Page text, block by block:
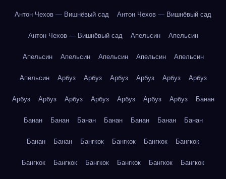
Антон Чехов — Вишнёвый сад Антон Чехов — Вишнёвый сад
Антон Чехов — Вишнёвый сад Апельсин Апельсин
Апельсин Апельсин Апельсин Апельсин Апельсин
Апельсин Арбуз Арбуз Арбуз Арбуз Арбуз Арбуз
Арбуз Арбуз Арбуз Арбуз Арбуз Арбуз Арбуз Банан
Банан Банан Банан Банан Банан Банан Банан
Банан Банан Бангкок Бангкок Бангкок Бангкок
Бангкок Бангкок Бангкок Бангкок Бангкок Бангкок